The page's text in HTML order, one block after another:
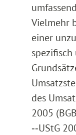
Vielmehr
einer
des
2005
‑‑UStG